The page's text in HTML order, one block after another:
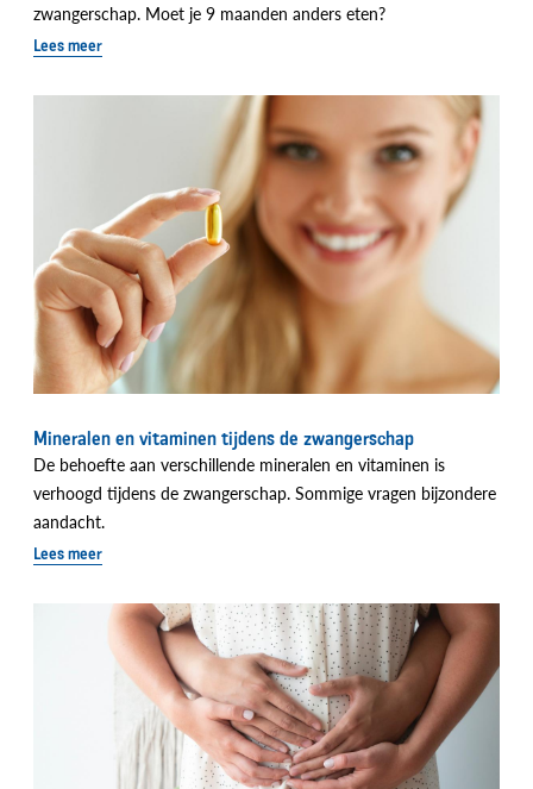
zwangerschap. Moet je 9 maanden anders eten?
Lees meer
Mineralen en vitaminen tijdens de zwangerschap
De behoefte aan verschillende mineralen en vitaminen is
verhoogd tijdens de zwangerschap. Sommige vragen bijzondere
aandacht.
Lees meer